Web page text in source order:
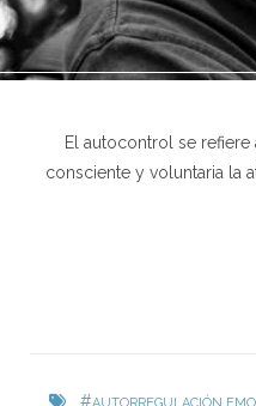
El autocontrol se
consciente y voluntaria la
#AUTORREGULACIÓN